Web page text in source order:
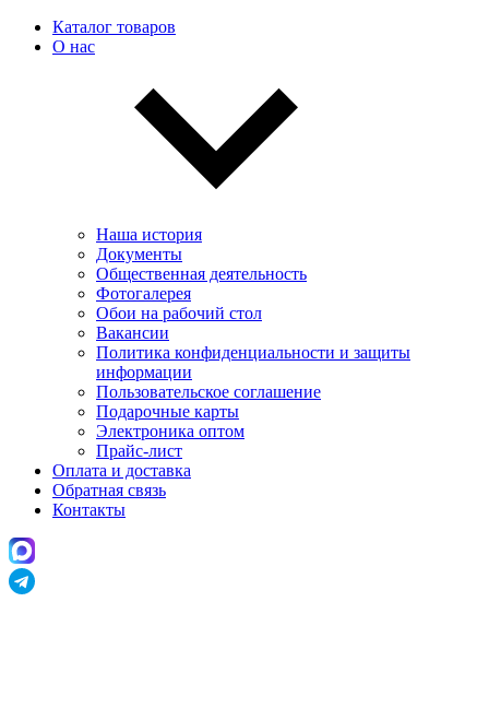
Каталог товаров
О нас
Наша история
Документы
Общественная деятельность
Фотогалерея
Обои на рабочий стол
Вакансии
Политика конфиденциальности и защиты
информации
Пользовательскоe соглашение
Подарочные карты
Электроника оптом
Прайс-лист
Оплата и доставка
Обратная связь
Контакты